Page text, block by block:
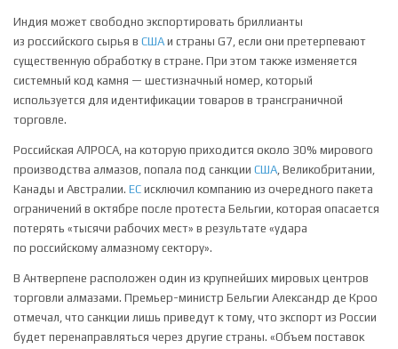
Индия может свободно экспортировать бриллианты
из российского сырья в США и страны G7, если они претерпевают
существенную обработку в стране. При этом также изменяется
системный код камня — шестизначный номер, который
используется для идентификации товаров в трансграничной
торговле.
Российская АЛРОСА, на которую приходится около 30% мирового
производства алмазов, попала под санкции США, Великобритании,
Канады и Австралии. ЕС исключил компанию из очередного пакета
ограничений в октябре после протеста Бельгии, которая опасается
потерять «тысячи рабочих мест» в результате «удара
по российскому алмазному сектору».
В Антверпене расположен один из крупнейших мировых центров
торговли алмазами. Премьер-министр Бельгии Александр де Кроо
отмечал, что санкции лишь приведут к тому, что экспорт из России
будет перенаправляться через другие страны. «Объем поставок